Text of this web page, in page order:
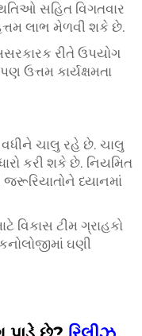
સહિત વિગતવાર
લાભ મેળવી શકે છે.
રીતે ઉપયોગ
ઉત્તમ કાર્યક્ષમતા
ચાલુ રહે છે. ચાલુ
કરી શકે છે. નિયમિત
જરૂરિયાતોને ધ્યાનમાં
વિકાસ ટીમ ગ્રાહકો
ઘણી